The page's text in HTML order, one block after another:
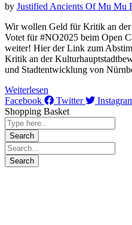
by Justified Ancients Of Mu Mu
Wir wollen Geld für Kritik an
Votet für #NO2025 beim Open
weiter! Hier der Link zum
Kritik an der
und Stadtentwicklung von
Weiterlesen
Facebook
Twitter
Shopping Basket